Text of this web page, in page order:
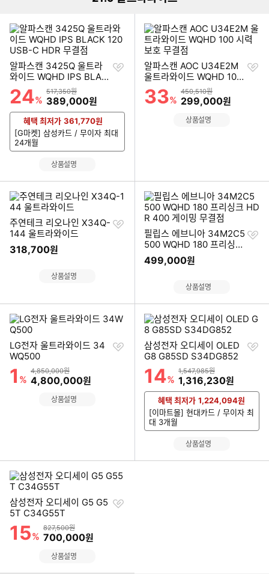
알파스캔 3425Q 울트라
와이드 WQHD IPS BLAC
K 120 USB-C HDR 무결
점
할인률
24%
상품금액
517,350원
할인금액
389,000원
찜
혜택 최저가 361,770원
[G마켓] 삼성카드 / 무이자 최대
24개월
상품설명
알파스캔 AOC U34E2M
울트라와이드 WQHD 100
시력보호 무결점
할인률
33%
상품금액
450,510원
할인금액
299,000원
찜
상품설명
주연테크 리오나인 X34Q-
144 울트라와이드
318,700원
찜
상품설명
필립스 에브니아 34M2C5
500 WQHD 180 프리싱크
HDR 400 게이밍 무결점
499,000원
찜
상품설명
LG전자 울트라와이드 34
WQ500
할인률
1 %
상품금액
4,850,000원
할인금액
4,800,000원
찜
상품설명
삼성전자 오디세이 OLED
G8 G85SD S34DG852
할인률
14%
상품금액
1,547,985원
할인금액
1,316,230원
찜
혜택 최저가 1,224,094원
[이마트몰] 현대카드 / 무이자 최
대 3개월
상품설명
삼성전자 오디세이 G5 G5
5T C34G55T
할인률
15%
상품금액
827,500원
할인금액
700,000원
찜
상품설명